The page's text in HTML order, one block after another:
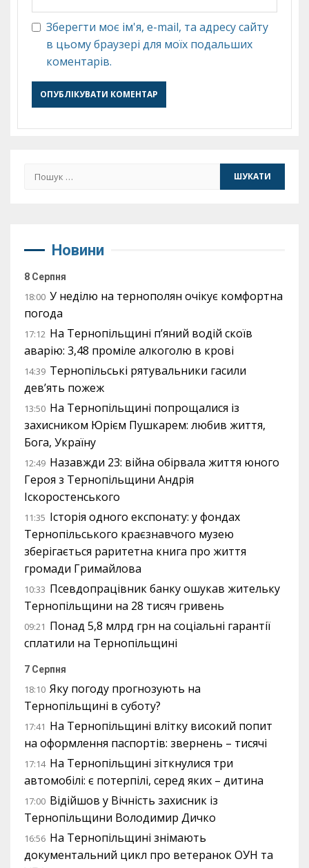
Зберегти моє ім'я, e-mail, та адресу сайту
в цьому браузері для моїх подальших
коментарів.
Пошук:
Новини
8 Серпня
18:00 У неділю на тернополян очікує комфортна
погода
17:12 На Тернопільщині п’яний водій скоїв
аварію: 3,48 проміле алкоголю в крові
14:39 Тернопільські рятувальники гасили
дев’ять пожеж
13:50 На Тернопільщині попрощалися із
захисником Юрієм Пушкарем: любив життя,
Бога, Україну
12:49 Назавжди 23: війна обірвала життя юного
Героя з Тернопільщини Андрія
Іскоростенського
11:35 Історія одного експонату: у фондах
Тернопільського краєзнавчого музею
зберігається раритетна книга про життя
громади Гримайлова
10:33 Псевдопрацівник банку ошукав жительку
Тернопільщини на 28 тисяч гривень
09:21 Понад 5,8 млрд грн на соціальні гарантії
сплатили на Тернопільщині
7 Серпня
18:10 Яку погоду прогнозують на
Тернопільщині в суботу?
17:41 На Тернопільщині влітку високий попит
на оформлення паспортів: звернень – тисячі
17:14 На Тернопільщині зіткнулися три
автомобілі: є потерпілі, серед яких – дитина
17:00 Відійшов у Вічність захисник із
Тернопільщини Володимир Дичко
16:56 На Тернопільщині знімають
документальний цикл про ветеранок ОУН та